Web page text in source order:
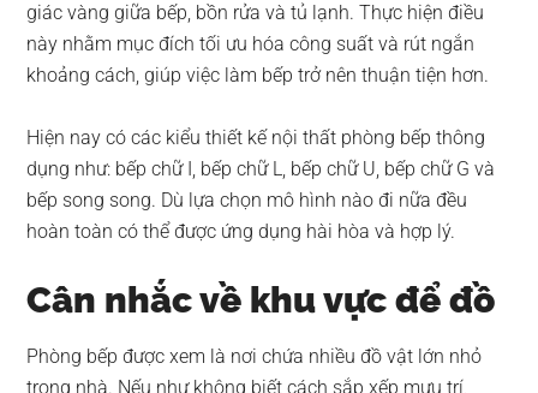
giác vàng giữa bếp, bồn rửa và tủ lạnh. Thực hiện điều
này nhằm mục đích tối ưu hóa công suất và rút ngắn
khoảng cách, giúp việc làm bếp trở nên thuận tiện hơn.
Hiện nay có các kiểu thiết kế nội thất phòng bếp thông
dụng như: bếp chữ I, bếp chữ L, bếp chữ U, bếp chữ G và
bếp song song. Dù lựa chọn mô hình nào đi nữa đều
hoàn toàn có thể được ứng dụng hài hòa và hợp lý.
Cân nhắc về khu vực để đồ
Phòng bếp được xem là nơi chứa nhiều đồ vật lớn nhỏ
trong nhà. Nếu như không biết cách sắp xếp mưu trí,